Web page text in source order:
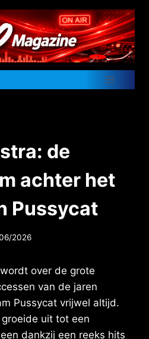
de
achter het
Pussycat
2026
over de grote
van de jaren
Pussycat vrijwel altijd.
uit tot een
dankzij een reeks hits